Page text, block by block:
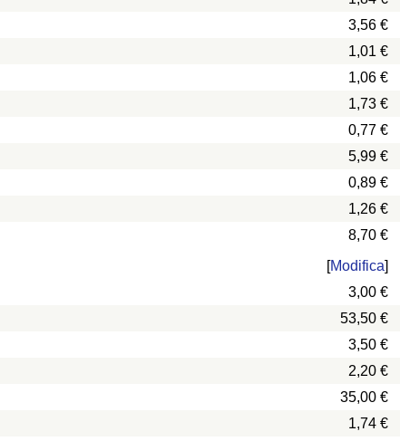
3,56 €
1,01 €
1,06 €
1,73 €
0,77 €
5,99 €
0,89 €
1,26 €
8,70 €
[Modifica]
3,00 €
53,50 €
3,50 €
2,20 €
35,00 €
1,74 €